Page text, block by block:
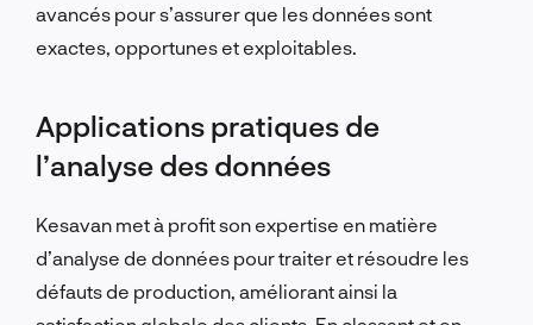
avancés pour s’assurer que les données sont
exactes, opportunes et exploitables.
Applications pratiques de
l’analyse des données
Kesavan met à profit son expertise en matière
d’analyse de données pour traiter et résoudre les
défauts de production, améliorant ainsi la